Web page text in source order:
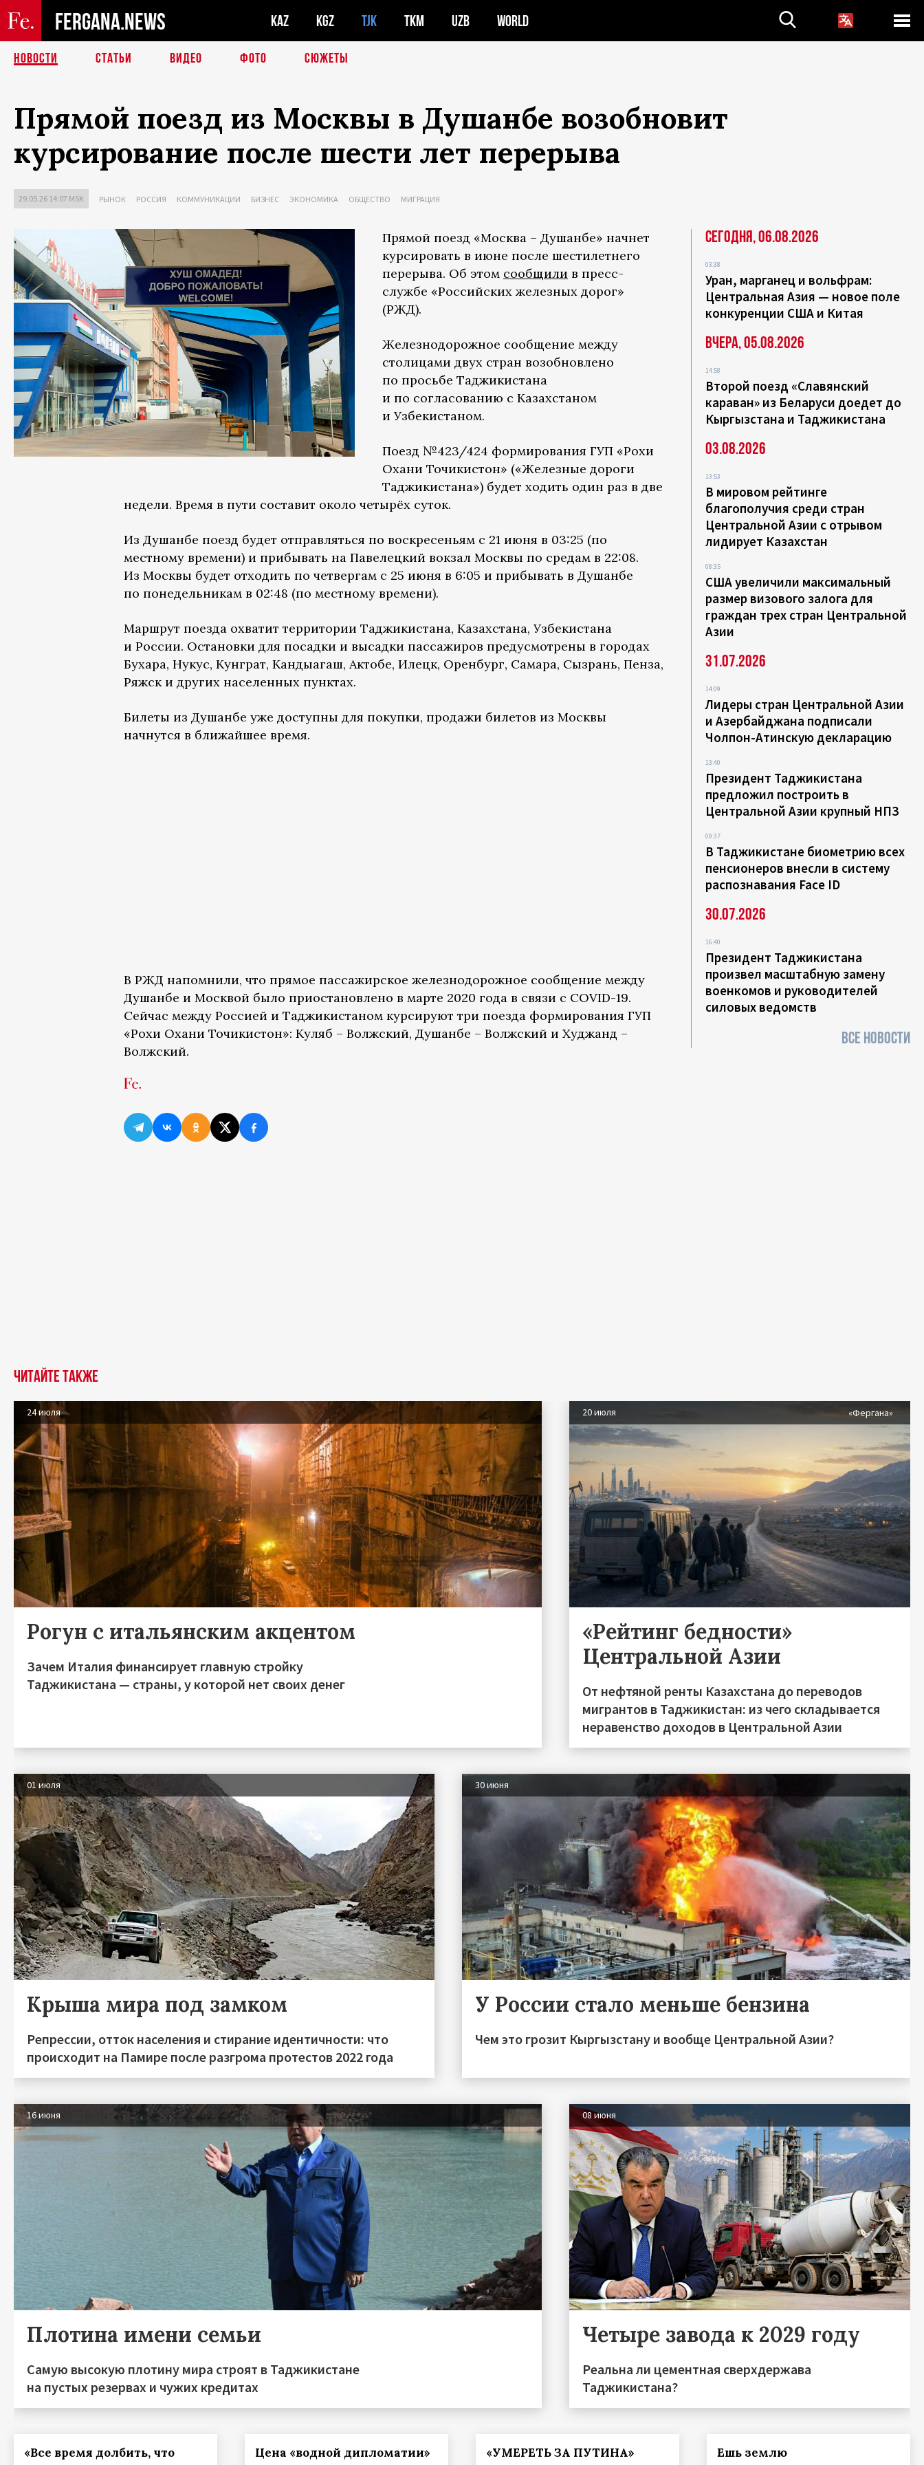
FERGANA.NEWS KAZ KGZ TJK TKM UZB WORLD
НОВОСТИ СТАТЬИ ВИДЕО ФОТО СЮЖЕТЫ
Прямой поезд из Москвы в Душанбе возобновит
курсирование после шести лет перерыва
29.05.26 14:07 MSK РЫНОК РОССИЯ КОММУНИКАЦИИ БИЗНЕС ЭКОНОМИКА ОБЩЕСТВО МИГРАЦИЯ
Прямой поезд «Москва – Душанбе» начнет
курсировать в июне после шестилетнего
перерыва. Об этом сообщили в пресс-
службе «Российских железных дорог»
(РЖД).
Железнодорожное сообщение между
столицами двух стран возобновлено
по просьбе Таджикистана
и по согласованию с Казахстаном
и Узбекистаном.
Поезд №423/424 формирования ГУП «Рохи
Охани Точикистон» («Железные дороги
Таджикистана») будет ходить один раз в две
недели. Время в пути составит около четырёх суток.
Из Душанбе поезд будет отправляться по воскресеньям с 21 июня в 03:25 (по
местному времени) и прибывать на Павелецкий вокзал Москвы по средам в 22:08.
Из Москвы будет отходить по четвергам с 25 июня в 6:05 и прибывать в Душанбе
по понедельникам в 02:48 (по местному времени).
Маршрут поезда охватит территории Таджикистана, Казахстана, Узбекистана
и России. Остановки для посадки и высадки пассажиров предусмотрены в городах
Бухара, Нукус, Кунграт, Кандыагаш, Актобе, Илецк, Оренбург, Самара, Сызрань, Пенза,
Ряжск и других населенных пунктах.
Билеты из Душанбе уже доступны для покупки, продажи билетов из Москвы
начнутся в ближайшее время.
В РЖД напомнили, что прямое пассажирское железнодорожное сообщение между
Душанбе и Москвой было приостановлено в марте 2020 года в связи с COVID-19.
Сейчас между Россией и Таджикистаном курсируют три поезда формирования ГУП
«Рохи Охани Точикистон»: Куляб – Волжский, Душанбе – Волжский и Худжанд –
Волжский.
Сегодня, 06.08.2026
03:38
Уран, марганец и вольфрам:
Центральная Азия — новое поле
конкуренции США и Китая
Вчера, 05.08.2026
14:58
Второй поезд «Славянский
караван» из Беларуси доедет до
Кыргызстана и Таджикистана
03.08.2026
13:53
В мировом рейтинге
благополучия среди стран
Центральной Азии с отрывом
лидирует Казахстан
08:35
США увеличили максимальный
размер визового залога для
граждан трех стран Центральной
Азии
31.07.2026
14:09
Лидеры стран Центральной Азии
и Азербайджана подписали
Чолпон-Атинскую декларацию
13:40
Президент Таджикистана
предложил построить в
Центральной Азии крупный НПЗ
09:37
В Таджикистане биометрию всех
пенсионеров внесли в систему
распознавания Face ID
30.07.2026
16:40
Президент Таджикистана
произвел масштабную замену
военкомов и руководителей
силовых ведомств
ВСЕ НОВОСТИ
Читайте также
24 июля
Рогун с итальянским акцентом
Зачем Италия финансирует главную стройку
Таджикистана — страны, у которой нет своих денег
20 июля «Фергана»
«Рейтинг бедности»
Центральной Азии
От нефтяной ренты Казахстана до переводов
мигрантов в Таджикистан: из чего складывается
неравенство доходов в Центральной Азии
01 июля
Крыша мира под замком
Репрессии, отток населения и стирание идентичности: что
происходит на Памире после разгрома протестов 2022 года
30 июня
У России стало меньше бензина
Чем это грозит Кыргызстану и вообще Центральной Азии?
16 июня
Плотина имени семьи
Самую высокую плотину мира строят в Таджикистане
на пустых резервах и чужих кредитах
08 июня
Четыре завода к 2029 году
Реальна ли цементная сверхдержава
Таджикистана?
«Все время долбить, что
Цена «водной дипломатии» «УМЕРЕТЬ ЗА ПУТИНА» Ешь землю